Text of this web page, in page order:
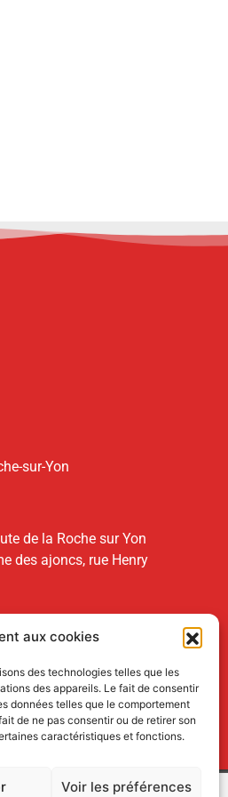
aux cookies
des technologies telles que les
des appareils. Le fait de consentir
données telles que le comportement
de ne pas consentir ou de retirer son
caractéristiques et fonctions.
Voir les préférences
sur-Yon
de la Roche sur Yon
des ajoncs, rue Henry